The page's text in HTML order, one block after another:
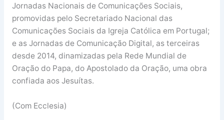
Jornadas Nacionais de Comunicações Sociais,
promovidas pelo Secretariado Nacional das
Comunicações Sociais da Igreja Católica em Portugal;
e as Jornadas de Comunicação Digital, as terceiras
desde 2014, dinamizadas pela Rede Mundial de
Oração do Papa, do Apostolado da Oração, uma obra
confiada aos Jesuítas.
(Com Ecclesia)